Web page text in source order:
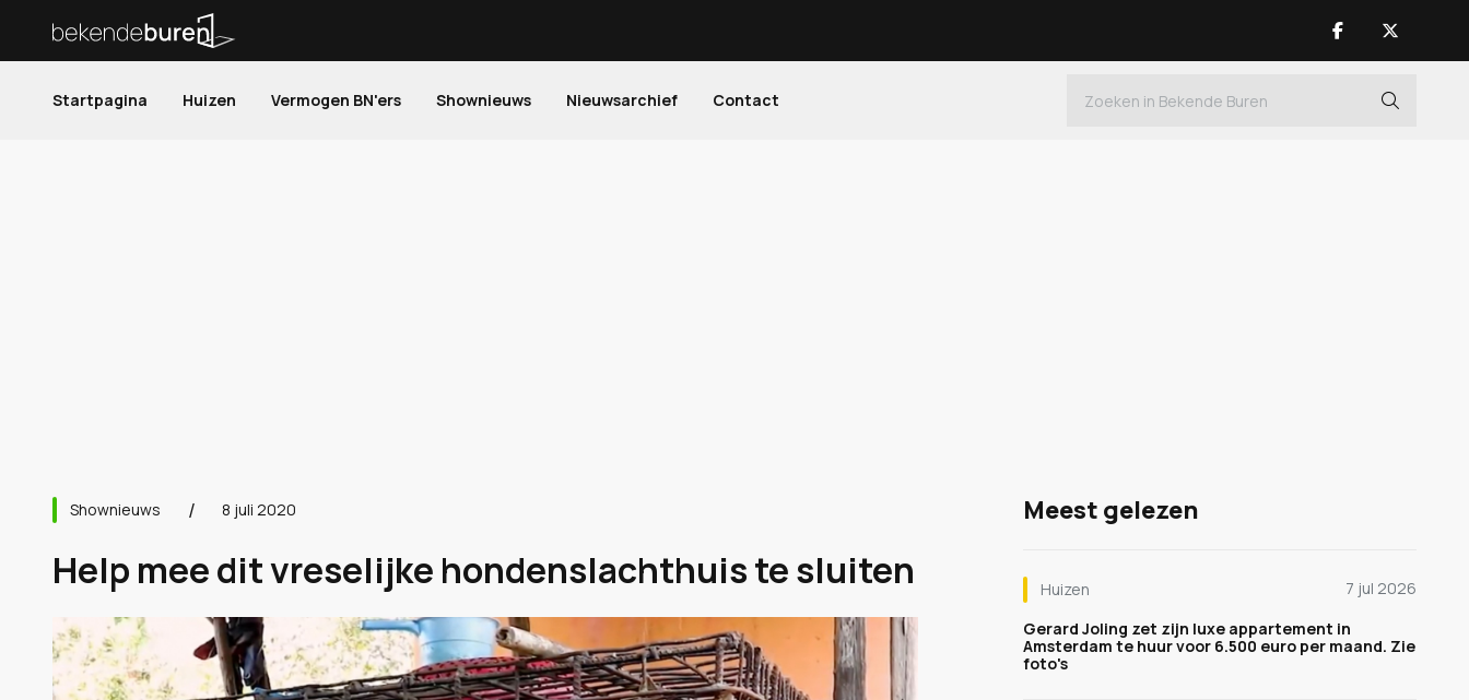
Startpagina Huizen Vermogen BN'ers Shownieuws Nieuwsarchief Contact
Shownieuws 8 juli 2020
Help mee dit vreselijke hondenslachthuis te sluiten
Meest gelezen
Huizen
7 jul 2026
Gerard Joling zet zijn luxe appartement in
Amsterdam te huur voor 6.500 euro per maand. Zie
foto's